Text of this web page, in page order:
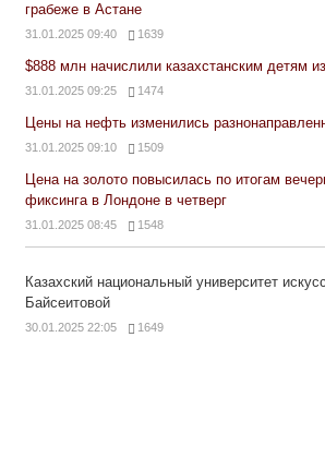
грабеже в Астане
31.01.2025 09:40 1639
$888 млн начислили казахстанским детям
31.01.2025 09:25 1474
Цены на нефть изменились
31.01.2025 09:10 1509
Цена на золото повысилась по итогам
фиксинга в Лондоне в четверг
31.01.2025 08:45 1548
Казахский национальный университет
Байсеитовой
30.01.2025 22:05 1649